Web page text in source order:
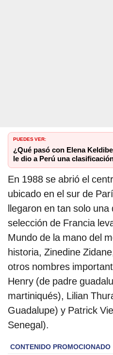
PUEDES VER:
¿Qué pasó con Elena
le dio a Perú una
En 1988 se abrió el
ubicado en el sur de
llegaron en tan solo
selección de Francia
Mundo de la mano del
historia, Zinedine
otros nombres
Henry (de padre
martiniqués), Lilian
Guadalupe) y Patrick
Senegal).